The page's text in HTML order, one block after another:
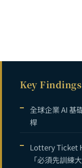
Key Findings
全球企業 AI 基
桿
Lottery Ticket
「必須先訓練